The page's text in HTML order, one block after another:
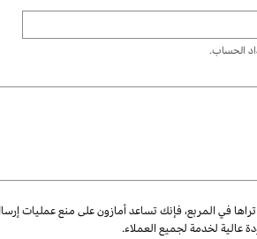
الحساب.
في المربع، فإنك تساعد أمازون على منع عمليات
عالية لخدمة لجميع العملاء.